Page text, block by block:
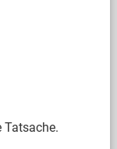
Tatsache.